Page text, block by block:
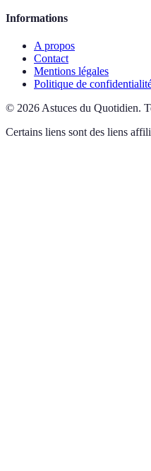
Informations
A propos
Contact
Mentions légales
Politique de
© 2026 Astuces du Quotidien.
Certains liens sont des liens